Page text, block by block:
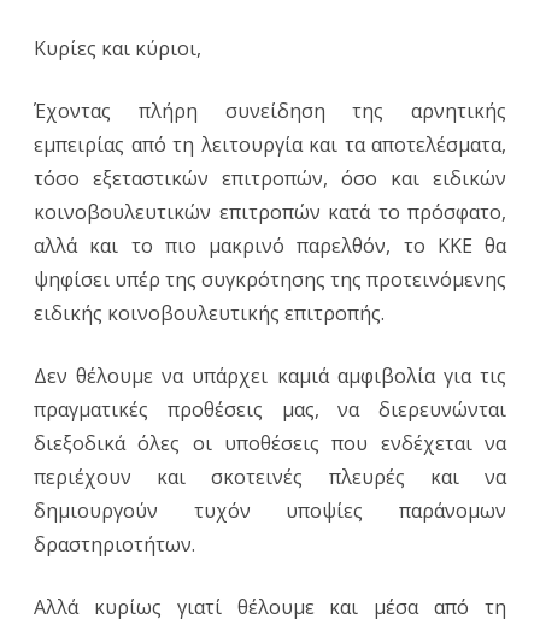
Κυρίες και κύριοι,
Έχοντας πλήρη συνείδηση της αρνητικής
εμπειρίας από τη λειτουργία και τα αποτελέσματα,
τόσο εξεταστικών επιτροπών, όσο και ειδικών
κοινοβουλευτικών επιτροπών κατά το πρόσφατο,
αλλά και το πιο μακρινό παρελθόν, το ΚΚΕ θα
ψηφίσει υπέρ της συγκρότησης της προτεινόμενης
ειδικής κοινοβουλευτικής επιτροπής.
Δεν θέλουμε να υπάρχει καμιά αμφιβολία για τις
πραγματικές προθέσεις μας, να διερευνώνται
διεξοδικά όλες οι υποθέσεις που ενδέχεται να
περιέχουν και σκοτεινές πλευρές και να
δημιουργούν τυχόν υποψίες παράνομων
δραστηριοτήτων.
Αλλά κυρίως γιατί θέλουμε και μέσα από τη